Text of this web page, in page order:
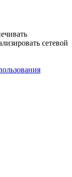
сетевой